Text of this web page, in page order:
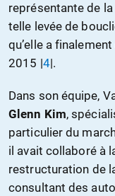
représentante de la
telle levée de
qu’elle a
2015 |4|.
Dans son équipe,
Glenn Kim,
particulier du
il avait collaboré à
restructuration de
consultant des